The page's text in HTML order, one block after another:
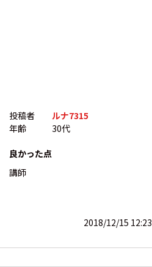
投稿者
ルナ7315
年齢
30代
良かった点
講師
2018/12/15 12:23